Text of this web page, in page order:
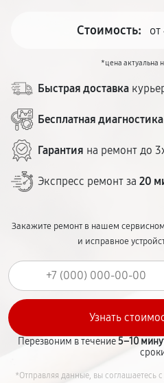
Стоимость:
*цена актуальна
Быстрая доставка
Бесплатная диагностика
Гарантия на ремонт до
Экспресс ремонт за 20
Закажите ремонт в нашем
и исправное
Перезвоним в течение5–10
*Отправляя данные, вы соглашаетесь с